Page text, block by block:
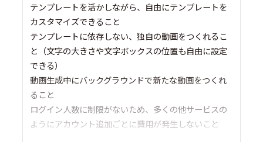
テンプレートを活かしながら、自由にテンプレートを
カスタマイズできること
テンプレートに依存しない、独自の動画をつくれるこ
と（文字の大きさや文字ボックスの位置も自由に設定
できる）
動画生成中にバックグラウンドで新たな動画をつくれ
ること
ログイン人数に制限がないため、多くの他サービスの
ようにアカウント追加ごとに費用が発生しないこと